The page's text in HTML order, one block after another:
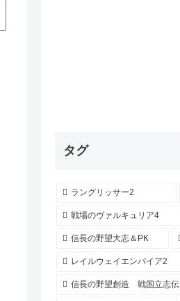
タグ
ラングリッサー2
戦場のヴァルキュリア4
信長の野望大志＆PK
レイルウェイエンパイア2
信長の野望創造 戦国立志伝